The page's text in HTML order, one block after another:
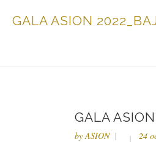
GALA ASION
GALA
byASION 24